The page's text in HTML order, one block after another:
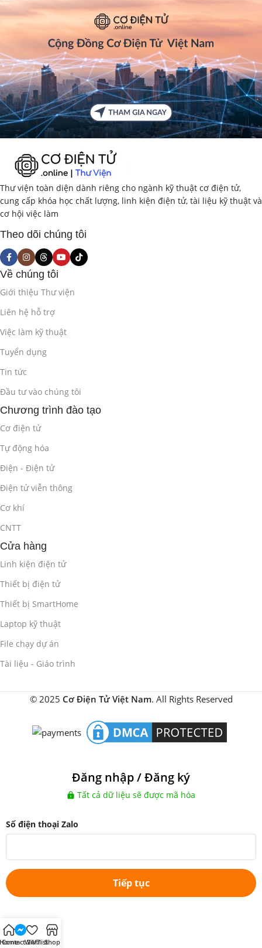
Thư viện toàn diện dành riêng cho ngành kỹ thuật cơ điện tử,
cung cấp khóa học chất lượng, linh kiện điện tử, tài liệu kỹ thuật và
cơ hội việc làm
Theo dõi chúng tôi
Về chúng tôi
Giới thiệu Thư viện
Liên hệ hỗ trợ
Việc làm kỹ thuật
Tuyển dụng
Tin tức
Đầu tư vào chúng tôi
Chương trình đào tạo
Cơ điện tử
Tự động hóa
Điện - Điện tử
Điện tử viễn thông
Cơ khí
CNTT
Cửa hàng
Linh kiện điện tử
Thiết bị điện tử
Thiết bị SmartHome
Laptop kỹ thuật
File chạy dự án
Tài liệu - Giáo trình
© 2025 Cơ Điện Tử Việt Nam. All Rights Reserved
Home
Contact 24/7
WishlistShop
Đăng nhập / Đăng ký
Tất cả dữ liệu sẽ được mã hóa
Số điện thoại Zalo
Tiếp tục